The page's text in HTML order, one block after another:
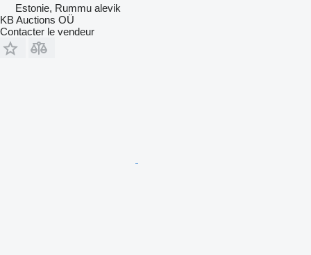
Estonie, Rummu alevik
KB Auctions OÜ
Contacter le vendeur